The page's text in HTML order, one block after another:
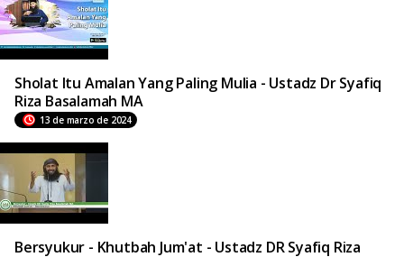
Sholat Itu Amalan Yang Paling Mulia - Ustadz Dr Syafiq
Riza Basalamah MA
13 de marzo de 2024
Bersyukur - Khutbah Jum'at - Ustadz DR Syafiq Riza